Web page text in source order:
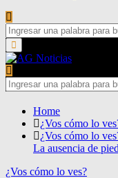
Search
for:Primary
Menu
Search
for:
Home
¿Vos cómo lo
¿Vos cómo lo
La ausencia de
¿Vos cómo lo ves?